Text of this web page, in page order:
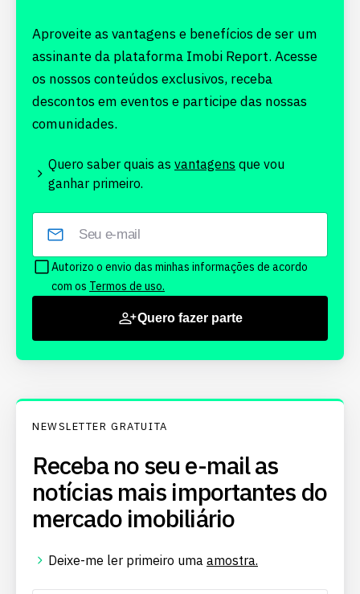
Aproveite as vantagens e benefícios de ser um
assinante da plataforma Imobi Report. Acesse
os nossos conteúdos exclusivos, receba
descontos em eventos e participe das nossas
comunidades.
Quero saber quais as vantagens que vou
ganhar primeiro.
Autorizo o envio das minhas informações de acordo
com os Termos de uso.
Quero fazer parte
NEWSLETTER GRATUITA
Receba no seu e-mail as
notícias mais importantes do
mercado imobiliário
Deixe-me ler primeiro uma amostra.